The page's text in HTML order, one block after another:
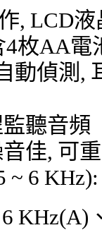
, LCD液
4枚AA電
動偵測 ,
聽音頻
佳, 可
~ 6 KHz):
KHz(A)